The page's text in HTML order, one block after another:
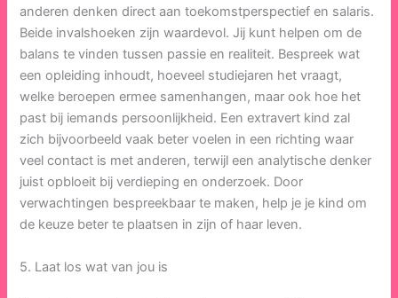
anderen denken direct aan toekomstperspectief en salaris.
Beide invalshoeken zijn waardevol. Jij kunt helpen om de
balans te vinden tussen passie en realiteit. Bespreek wat
een opleiding inhoudt, hoeveel studiejaren het vraagt,
welke beroepen ermee samenhangen, maar ook hoe het
past bij iemands persoonlijkheid. Een extravert kind zal
zich bijvoorbeeld vaak beter voelen in een richting waar
veel contact is met anderen, terwijl een analytische denker
juist opbloeit bij verdieping en onderzoek. Door
verwachtingen bespreekbaar te maken, help je je kind om
de keuze beter te plaatsen in zijn of haar leven.
5. Laat los wat van jou is